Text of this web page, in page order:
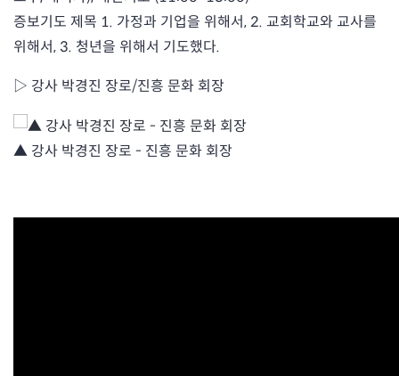
증보기도 제목 1. 가정과 기업을 위해서, 2. 교회학교와 교사를
위해서, 3. 청년을 위해서 기도했다.
▷ 강사 박경진 장로/진흥 문화 회장
▲ 강사 박경진 장로 - 진흥 문화 회장